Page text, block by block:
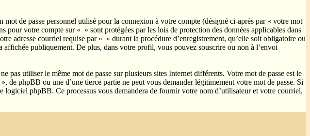
de passe personnel utilisé pour la connexion à votre compte (désigné ci-après par « votre mot
votre compte sur « » sont protégées par les lois de protection des données applicables dans
adresse courriel requise par « » durant la procédure d’enregistrement, qu’elle soit obligatoire ou
publiquement. De plus, dans votre profil, vous pouvez souscrire ou non à l’envoi
pas utiliser le même mot de passe sur plusieurs sites Internet différents. Votre mot de passe est le
de phpBB ou une d’une tierce partie ne peut vous demander légitimement votre mot de passe. Si
phpBB. Ce processus vous demandera de fournir votre nom d’utilisateur et votre courriel,